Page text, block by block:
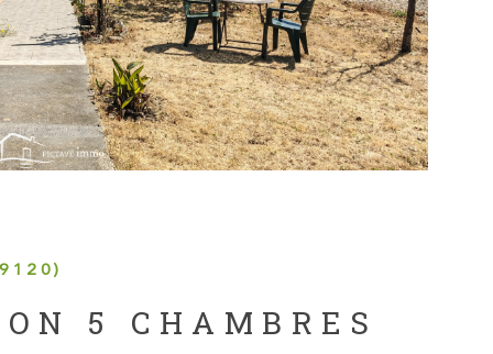
5 CHAMBRES